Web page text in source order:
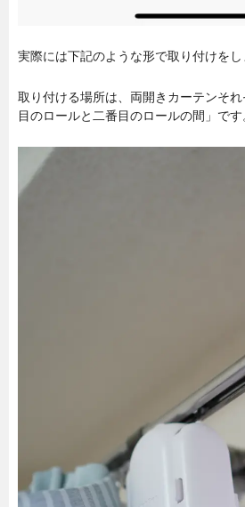
実際には下記のような形で取り付けをし
取り付ける場所は、両開きカーテンそ
目のロールと二番目のロールの間」です